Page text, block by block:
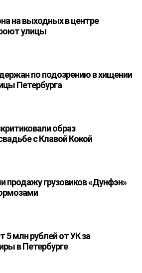
на выходных в центре
улицы
по подозрению в хищении
Петербурга
образ
с Клавой Кокой
продажу грузовиков «Дунфэн»
5 млн рублей от УК за
в Петербурге